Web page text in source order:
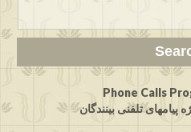
Phone Calls